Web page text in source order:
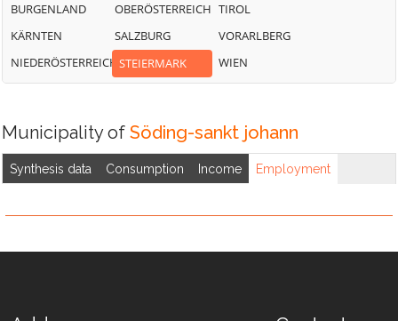
BURGENLAND
KÄRNTEN
NIEDERÖSTERREICH
OBERÖSTERREICH
SALZBURG
STEIERMARK
TIROL
VORARLBERG
WIEN
Municipality of Söding-sankt johann
Synthesis data Consumption Income Employment